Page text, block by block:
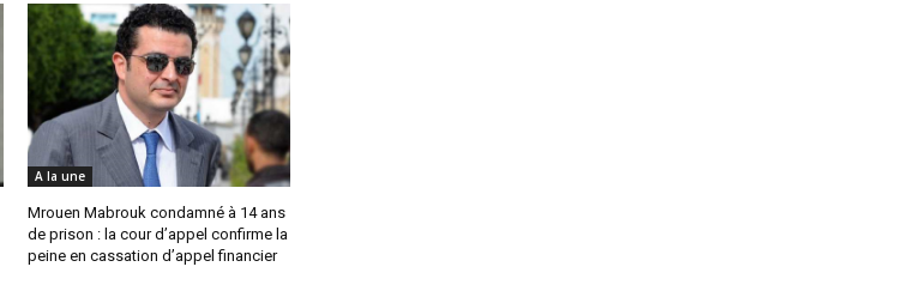
A la une
Mrouen Mabrouk condamné à 14 ans
de prison : la cour d’appel confirme la
peine en cassation d’appel financier